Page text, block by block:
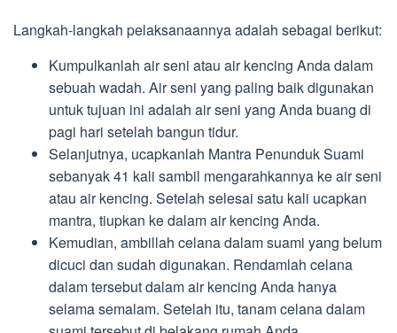
Langkah-langkah pelaksanaannya adalah sebagai berikut:
Kumpulkanlah air seni atau air kencing Anda dalam
sebuah wadah. Air seni yang paling baik digunakan
untuk tujuan ini adalah air seni yang Anda buang di
pagi hari setelah bangun tidur.
Selanjutnya, ucapkanlah Mantra Penunduk Suami
sebanyak 41 kali sambil mengarahkannya ke air seni
atau air kencing. Setelah selesai satu kali ucapkan
mantra, tiupkan ke dalam air kencing Anda.
Kemudian, ambillah celana dalam suami yang belum
dicuci dan sudah digunakan. Rendamlah celana
dalam tersebut dalam air kencing Anda hanya
selama semalam. Setelah itu, tanam celana dalam